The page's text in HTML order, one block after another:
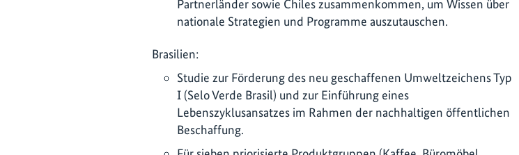
Partnerländer sowie Chiles zusammenkommen, um Wissen über
nationale Strategien und Programme auszutauschen.
Brasilien:
Studie zur Förderung des neu geschaffenen Umweltzeichens Typ
I (Selo Verde Brasil) und zur Einführung eines
Lebenszyklusansatzes im Rahmen der nachhaltigen öffentlichen
Beschaffung.